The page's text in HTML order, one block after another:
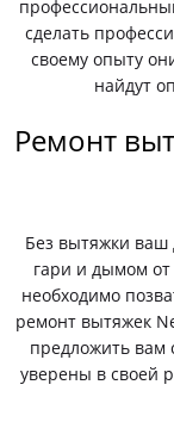
сделать
своему опыту
найдут
Ремонт
Без вытяжки ваш
гари и дымом
необходимо
ремонт вытяжек
предложить вам
уверены в своей